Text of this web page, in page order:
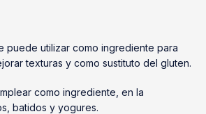
puede utilizar como ingrediente para
texturas y como sustituto del gluten.
como ingrediente, en la
batidos y yogures.